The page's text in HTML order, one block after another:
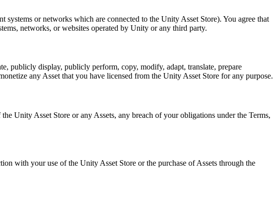
or networks which are connected to the Unity Asset Store). You agree that
networks, or websites operated by Unity or any third party.
publicly display, publicly perform, copy, modify, adapt, translate, prepare
any Asset that you have licensed from the Unity Asset Store for any purpose.
Unity Asset Store or any Assets, any breach of your obligations under the Terms,
with your use of the Unity Asset Store or the purchase of Assets through the